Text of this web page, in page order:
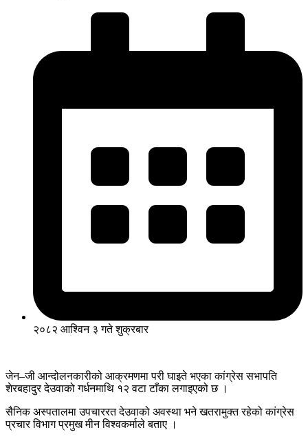
२०८२ आश्विन ३ गते शुक्रबार
जेन–जी आन्दोलनकारीको आक्रमणमा परी घाइते भएका कांग्रेस सभापति
शेरबहादुर देउवाको गर्धनमाथि १२ वटा टाँका लगाइएको छ ।
सैनिक अस्पतालमा उपचाररत देउवाको अवस्था भने खतरामुक्त रहेको कांग्रेस
प्रचार विभाग प्रमुख मीन विश्वकर्माले बताए ।